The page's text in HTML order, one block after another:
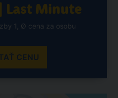
Last Minute
1, Ø cena za osobu
CENU